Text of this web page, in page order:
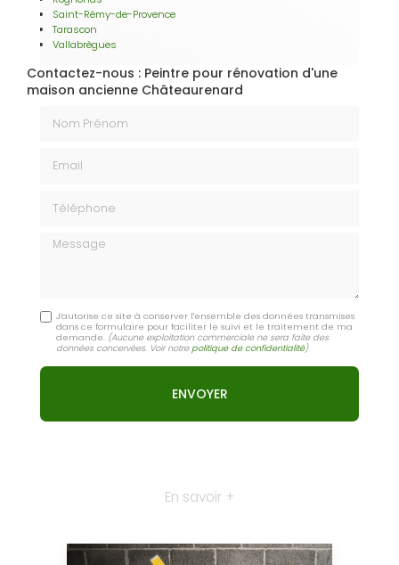
Saint-Rémy-de-Provence
Tarascon
Vallabrègues
Contactez-nous : Peintre pour rénovation d'une
maison ancienne Châteaurenard
Message
J'autorise ce site à conserver l'ensemble des données transmises
dans ce formulaire pour faciliter le suivi et le traitement de ma
demande. (Aucune exploitation commerciale ne sera faite des
données concervées. Voir notrepolitique de confidentialité)
En savoir +